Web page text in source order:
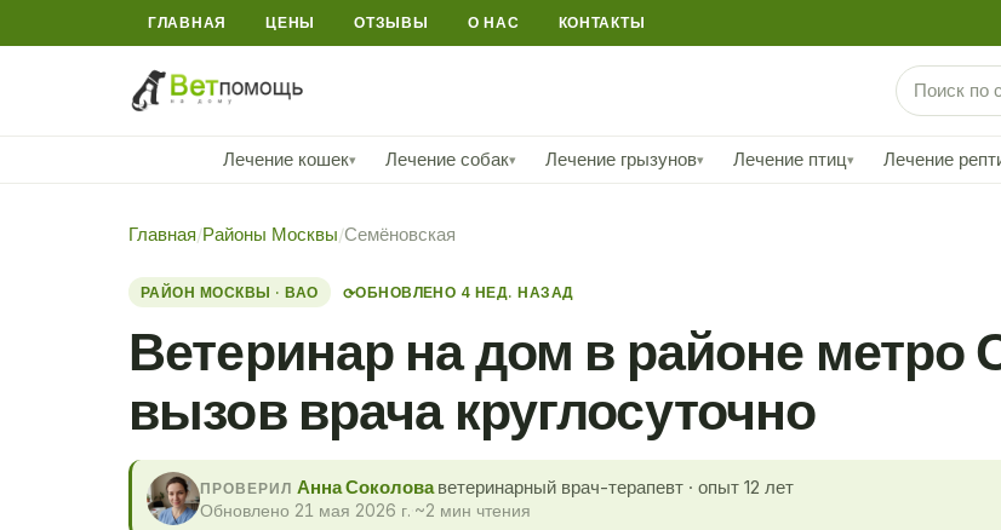
ГЛАВНАЯ ЦЕНЫ ОТЗЫВЫ О НАС КОНТАКТЫ
Лечение кошек▾ Лечение собак▾ Лечение грызунов▾ Лечение птиц▾ Лечение
Главная/Районы Москвы/Семёновская
РАЙОН МОСКВЫ · ВАО ⟳ОБНОВЛЕНО 4 НЕД. НАЗАД
Ветеринар на дом в районе
вызов врача круглосуточно
ПРОВЕРИЛ Анна Соколоваветеринарный врач-терапевт · опыт 12 лет
Обновлено 21 мая 2026 г. ~2 мин чтения